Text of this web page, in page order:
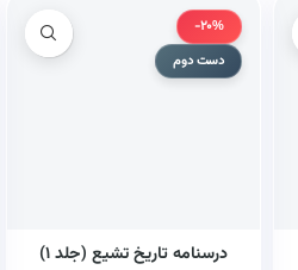
-20%
دست دوم
درسنامه تاریخ تشیع (جلد ۱)